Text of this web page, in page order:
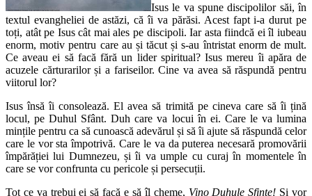
Isus le va spune discipolilor săi, în
textul evangheliei de astăzi, că îi va părăsi. Acest fapt i-a durut pe
toți, atât pe Isus cât mai ales pe discipoli. Iar asta fiindcă ei îl iubeau
enorm, motiv pentru care au și tăcut și s-au întristat enorm de mult.
Ce aveau ei să facă fără un lider spiritual? Isus mereu îi apăra de
acuzele cărturarilor și a fariseilor. Cine va avea să răspundă pentru
viitorul lor?
Isus însă îi consolează. El avea să trimită pe cineva care să îi țină
locul, pe Duhul Sfânt. Duh care va locui în ei. Care le va lumina
mințile pentru ca să cunoască adevărul și să îi ajute să răspundă celor
care le vor sta împotrivă. Care le va da puterea necesară promovării
împărăției lui Dumnezeu, și îi va umple cu curaj în momentele în
care se vor confrunta cu pericole și persecuții.
Tot ce va trebui ei să facă e să îl cheme, Vino Duhule Sfinte! Și vor